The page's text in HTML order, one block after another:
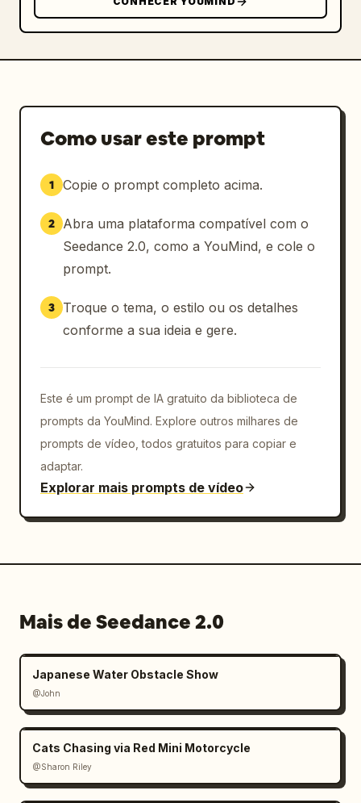
Como usar este prompt
1 Copie o prompt completo acima.
2
Abra uma plataforma compatível com o
Seedance 2.0, como a YouMind, e cole o
prompt.
3
Troque o tema, o estilo ou os detalhes
conforme a sua ideia e gere.
Este é um prompt de IA gratuito da biblioteca de
prompts da YouMind. Explore outros milhares de
prompts de vídeo, todos gratuitos para copiar e
adaptar.
Explorar mais prompts de vídeo
Mais de Seedance 2.0
Japanese Water Obstacle Show
@John
Cats Chasing via Red Mini Motorcycle
@Sharon Riley